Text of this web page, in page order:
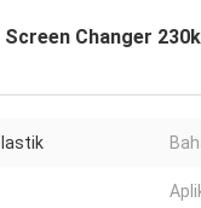
Changer